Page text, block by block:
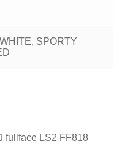
SPORTY
fullface LS2 FF818